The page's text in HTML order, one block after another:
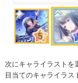
次にキャライラストを
目当てのキャライラス